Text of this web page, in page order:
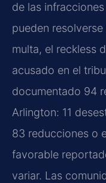
de las
pueden
multa, el reckless
acusado en el
documentado 94
Arlington: 11
83 reducciones o
favorable
variar. Las